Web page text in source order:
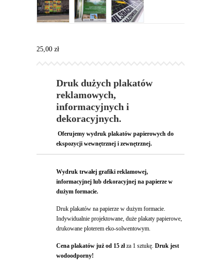
25,00 zł
Druk dużych plakatów
reklamowych,
informacyjnych i
dekoracyjnych.
Oferujemy wydruk plakatów papierowych do
ekspozycji wewnętrznej i zewnętrznej.
Wydruk trwałej grafiki reklamowej,
informacyjnej lub dekoracyjnej na papierze w
dużym formacie.
Druk plakatów na papierze w dużym formacie.
Indywidualnie projektowane, duże plakaty papierowe,
drukowane ploterem eko-solwentowym.
Cena plakatów już od 15 złza 1 sztukę. Druk jest
wodoodporny!